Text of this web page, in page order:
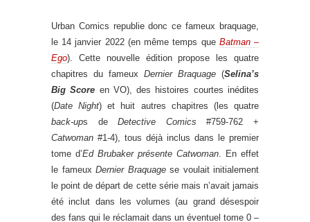
Urban Comics republie donc ce fameux braquage,
le 14 janvier 2022 (en même temps que Batman –
Ego). Cette nouvelle édition propose les quatre
chapitres du fameux Dernier Braquage (Selina’s
Big Score en VO), des histoires courtes inédites
(Date Night) et huit autres chapitres (les quatre
back-ups deDetective Comics#759-762 +
Catwoman #1-4), tous déjà inclus dans le premier
tome d’Ed Brubaker présente Catwoman. En effet
le fameux Dernier Braquagese voulait initialement
le point de départ de cette série mais n’avait jamais
été inclut dans les volumes (au grand désespoir
des fans qui le réclamait dans un éventuel tome 0 –